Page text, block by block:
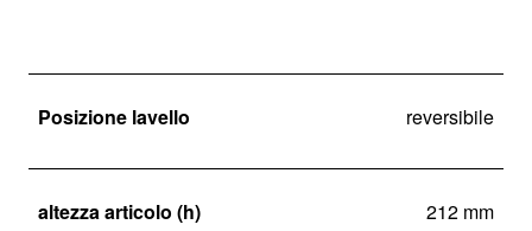
Posizione lavello reversibile
altezza articolo (h) 212 mm